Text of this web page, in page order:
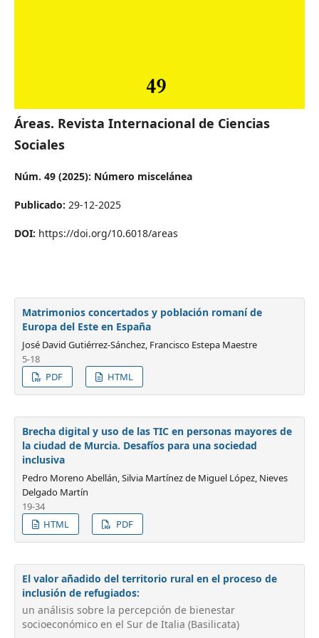
Áreas. Revista Internacional de Ciencias
Sociales
Núm. 49 (2025): Número miscelánea
Publicado: 29-12-2025
DOI: https://doi.org/10.6018/areas
Matrimonios concertados y población romaní de
Europa del Este en España
José David Gutiérrez-Sánchez, Francisco Estepa Maestre
5-18
PDF
HTML
Brecha digital y uso de las TIC en personas mayores de
la ciudad de Murcia. Desafíos para una sociedad
inclusiva
Pedro Moreno Abellán, Silvia Martínez de Miguel López, Nieves
Delgado Martín
19-34
HTML
PDF
El valor añadido del territorio rural en el proceso de
inclusión de refugiados:
un análisis sobre la percepción de bienestar
socioeconómico en el Sur de Italia (Basilicata)